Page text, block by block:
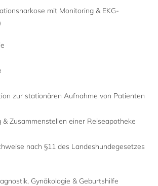
mit Monitoring & EKG-
zur stationären Aufnahme von Patienten
& Zusammenstellen einer Reiseapotheke
nach §11 des Landeshundegesetzes
Gynäkologie & Geburtshilfe